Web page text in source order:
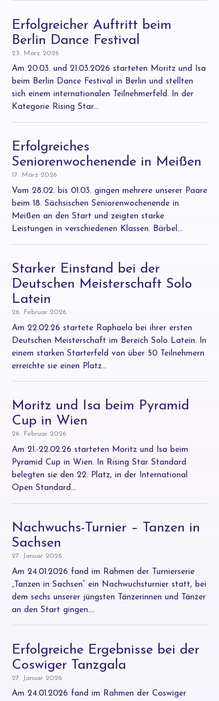
Erfolgreicher Auftritt beim
Berlin Dance Festival
23. März 2026
Am 20.03. und 21.03.2026 starteten Moritz und Isa
beim Berlin Dance Festival in Berlin und stellten
sich einem internationalen Teilnehmerfeld. In der
Kategorie Rising Star…
Erfolgreiches
Seniorenwochenende in Meißen
17. März 2026
Vom 28.02. bis 01.03. gingen mehrere unserer Paare
beim 18. Sächsischen Seniorenwochenende in
Meißen an den Start und zeigten starke
Leistungen in verschiedenen Klassen. Bärbel…
Starker Einstand bei der
Deutschen Meisterschaft Solo
Latein
26. Februar 2026
Am 22.02.26 startete Raphaela bei ihrer ersten
Deutschen Meisterschaft im Bereich Solo Latein. In
einem starken Starterfeld von über 50 Teilnehmern
erreichte sie einen Platz…
Moritz und Isa beim Pyramid
Cup in Wien
26. Februar 2026
Am 21.-22.02.26 starteten Moritz und Isa beim
Pyramid Cup in Wien. In Rising Star Standard
belegten sie den 22. Platz, in der International
Open Standard…
Nachwuchs-Turnier – Tanzen in
Sachsen
27. Januar 2026
Am 24.01.2026 fand im Rahmen der Turnierserie
„Tanzen in Sachsen“ ein Nachwuchsturnier statt, bei
dem sechs unserer jüngsten Tänzerinnen und Tänzer
an den Start gingen….
Erfolgreiche Ergebnisse bei der
Coswiger Tanzgala
27. Januar 2026
Am 24.01.2026 fand im Rahmen der Coswiger